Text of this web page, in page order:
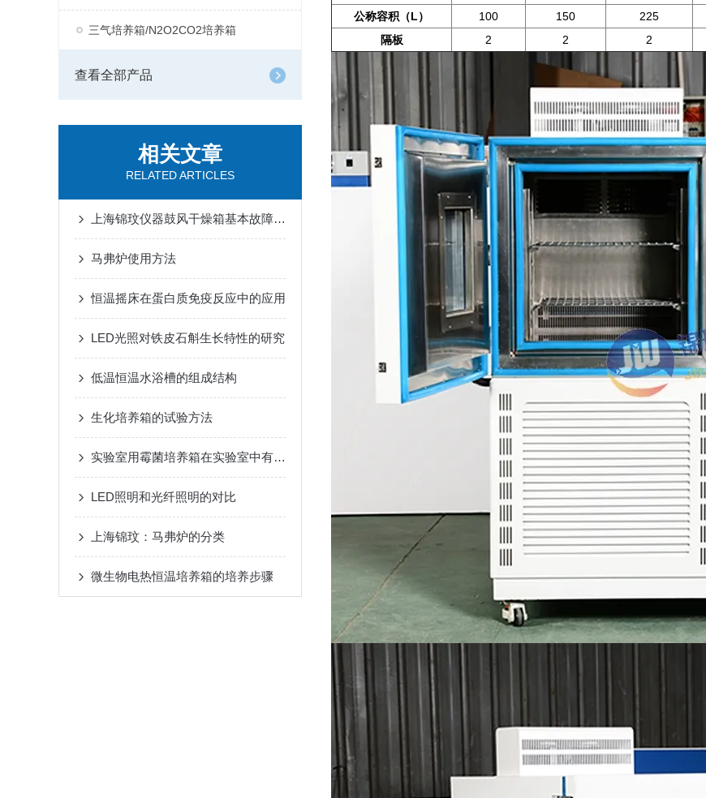
三气培养箱/N2O2CO2培养箱
查看全部产品
相关文章
RELATED ARTICLES
上海锦玟仪器鼓风干燥箱基本故障排除
马弗炉使用方法
恒温摇床在蛋白质免疫反应中的应用
LED光照对铁皮石斛生长特性的研究
低温恒温水浴槽的组成结构
生化培养箱的试验方法
实验室用霉菌培养箱在实验室中有着广泛的应用
LED照明和光纤照明的对比
上海锦玟：马弗炉的分类
微生物电热恒温培养箱的培养步骤
公称容积（L）
100 150 225
隔板
2 2 2